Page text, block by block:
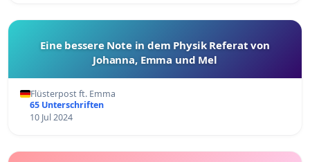
Eine bessere Note in dem Physik Referat von
Johanna, Emma und Mel
Flüsterpost ft. Emma
65 Unterschriften
10 Jul 2024